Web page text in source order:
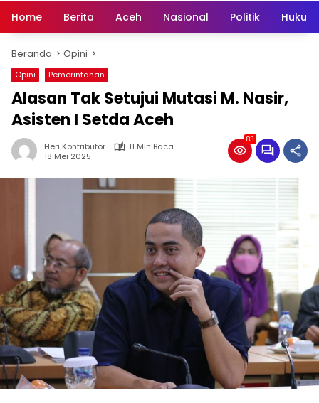
Home Berita Aceh Nasional Politik
Beranda Opini
Opini Pemerintahan
Alasan Tak Setujui Mutasi M. Nasir,
Asisten I Setda Aceh
Heri Kontributor
11 Min Baca
18 Mei 2025
83